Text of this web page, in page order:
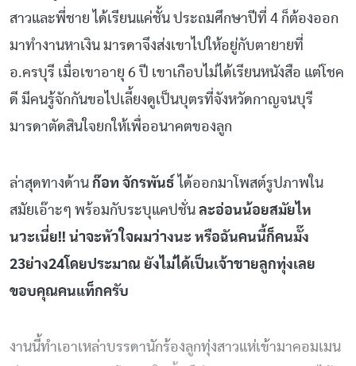
สาวและพี่ชาย ได้เรียนแค่ชั้น ประถมศึกษาปีที่ 4 ก็ต้องออก
มาทำงานหาเงิน มารดาจึงส่งเขาไปให้อยู่กับตายายที่
อ.ครบุรี เมื่อเขาอายุ 6 ปี เขาเกือบไม่ได้เรียนหนังสือ แต่โชค
ดี มีคนรู้จักกันขอไปเลี้ยงดูเป็นบุตรที่จังหวัดกาญจนบุรี
มารดาตัดสินใจยกให้เพื่ออนาคตของลูก
ล่าสุดทางด้าน ก๊อท จักรพันธ์ ได้ออกมาโพสต์รูปภาพใน
สมัยเอ๊าะๆ พร้อมกับระบุแคปชั่น ละอ่อนน้อยสมัยไห
นวะเนี่ย!! น่าจะหัวใจผมว่างนะ หรือฉันคนนี้ก็คนมั๊ง
23ย่าง24โดยประมาณ ยังไม่ได้เป็นเจ้าชายลูกทุ่งเลย
ขอบคุณคนแท็กครับ
งานนี้ทำเอาเหล่าบรรดานักร้องลูกทุ่งสาวแห่เข้ามาคอมเมน